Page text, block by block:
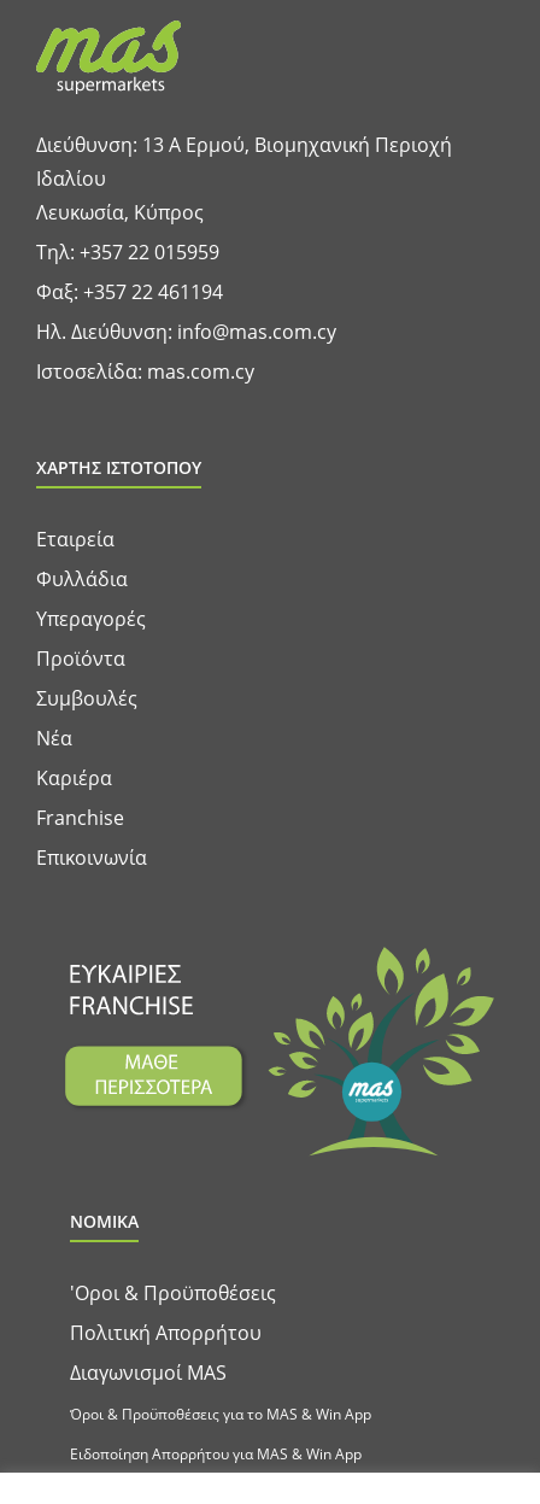
Διεύθυνση: 13 A Ερμού, Βιομηχανική Περιοχή
Ιδαλίου
Λευκωσία, Κύπρος
Τηλ: +357 22 015959
Φαξ: +357 22 461194
Ηλ. Διεύθυνση: info@mas.com.cy
Ιστοσελίδα: mas.com.cy
ΧΑΡΤΗΣ ΙΣΤΟΤΟΠΟΥ
Εταιρεία
Φυλλάδια
Υπεραγορές
Προϊόντα
Συμβουλές
Νέα
Καριέρα
Franchise
Επικοινωνία
ΝΟΜΙΚΑ
'Οροι & Προϋποθέσεις
Πολιτική Απορρήτου
Διαγωνισμοί MAS
Όροι & Προϋποθέσεις για το MAS & Win App
Ειδοποίηση Απορρήτου για MAS & Win App